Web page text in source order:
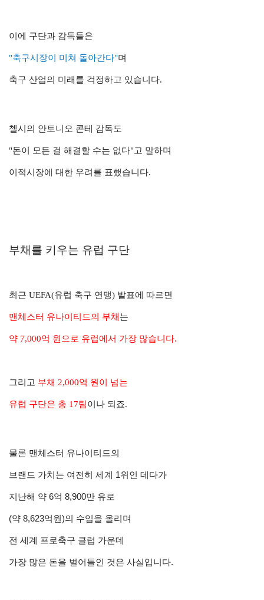
이에 구단과 감독들은
"축구시장이 미쳐 돌아간다"며
축구 산업의 미래를 걱정하고 있습니다.
첼시의 안토니오 콘테 감독도
"돈이 모든 걸 해결할 수는 없다"고 말하며
이적시장에 대한 우려를 표했습니다.
부채를 키우는 유럽 구단
최근 UEFA(유럽 축구 연맹) 발표에 따르면
맨체스터 유나이티드의 부채 는
약 7,000억 원으로 유럽에서 가장 많습니다.
그리고 부채 2,000억 원이 넘는
유럽 구단은 총 17팀이나 되죠.
물론 맨체스터 유나이티드의
브랜드 가치는 여전히 세계 1위인 데다가
지난해 약 6억 8,900만 유로
(약 8,623억원)의 수입을 올리며
전 세계 프로축구 클럽 가운데
가장 많은 돈을 벌어들인 것은 사실입니다.